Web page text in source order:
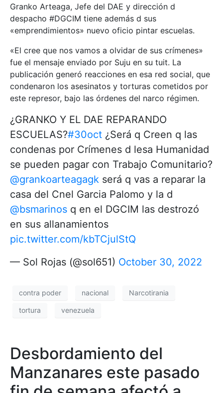
Granko Arteaga, Jefe del DAE y dirección d
despacho #DGCIM tiene además d sus
«emprendimientos» nuevo oficio pintar escuelas.
«El cree que nos vamos a olvidar de sus crímenes»
fue el mensaje enviado por Suju en su tuit. La
publicación generó reacciones en esa red social, que
condenaron los asesinatos y torturas cometidos por
este represor, bajo las órdenes del narco régimen.
¿GRANKO Y EL DAE REPARANDO
ESCUELAS?#30oct ¿Será q Creen q las
condenas por Crímenes d lesa Humanidad
se pueden pagar con Trabajo Comunitario?
@grankoarteagagk será q vas a reparar la
casa del Cnel Garcia Palomo y la d
@bsmarinos q en el DGCIM las destrozó
en sus allanamientos
pic.twitter.com/kbTCjulStQ
— Sol Rojas (@sol651) October 30, 2022
contra poder nacional Narcotirania
tortura venezuela
Desbordamiento del
Manzanares este pasado